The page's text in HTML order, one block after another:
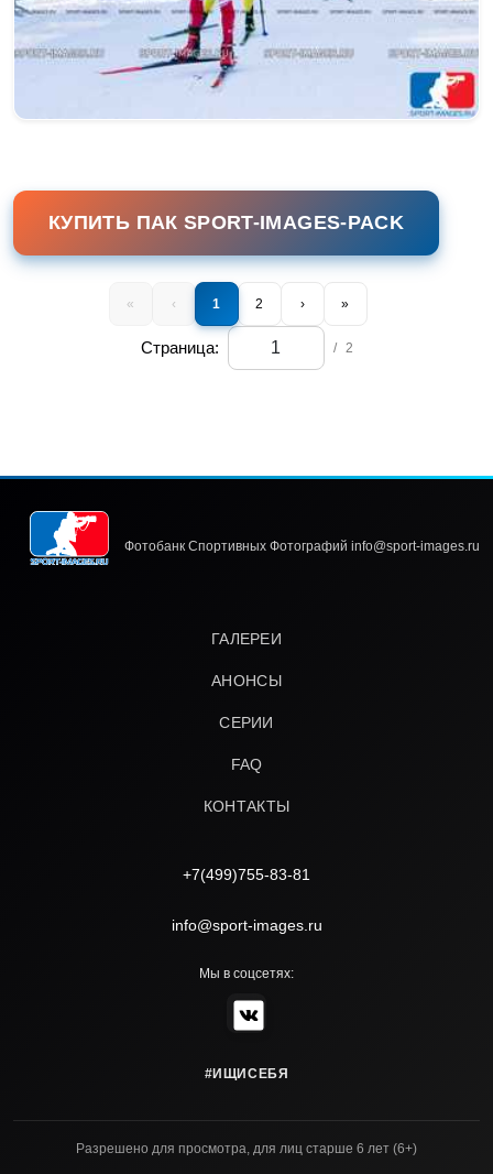
КУПИТЬ ПАК SPORT-IMAGES-PACK
« ‹ 1 2 › »
Страница: / 2
Фотобанк Спортивных Фотографий info@sport-images.ru
ГАЛЕРЕИ
АНОНСЫ
СЕРИИ
FAQ
КОНТАКТЫ
+7(499)755-83-81
info@sport-images.ru
Мы в соцсетях:
#ИЩИСЕБЯ
Разрешено для просмотра, для лиц старше 6 лет (6+)